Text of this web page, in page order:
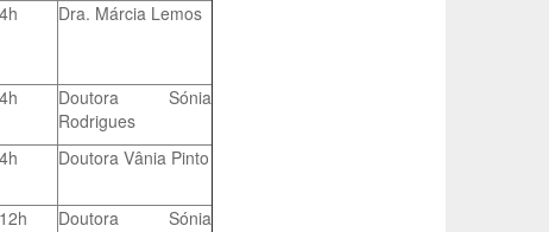
4h Dra. Márcia Lemos
4h
Doutora Sónia
Rodrigues
4h Doutora Vânia Pinto
12h
Doutora Sónia